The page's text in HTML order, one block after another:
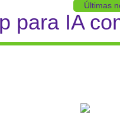
Últimas
para IA